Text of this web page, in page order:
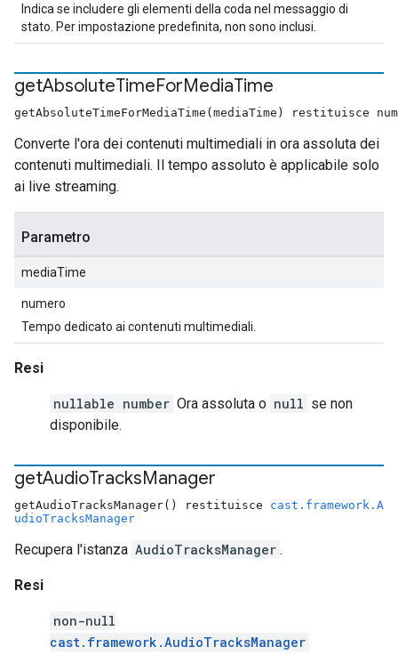
Indica se includere gli elementi della coda nel messaggio di
stato. Per impostazione predefinita, non sono inclusi.
getAbsoluteTimeForMediaTime
getAbsoluteTimeForMediaTime(mediaTime) restituisce
Converte l'ora dei contenuti multimediali in ora assoluta dei
contenuti multimediali. Il tempo assoluto è applicabile solo
ai live streaming.
Parametro
mediaTime
numero
Tempo dedicato ai contenuti multimediali.
Resi
nullable number Ora assoluta o null se non
disponibile.
getAudioTracksManager
getAudioTracksManager() restituisce cast.framework.A
udioTracksManager
Recupera l'istanza AudioTracksManager .
Resi
non-null
cast.framework.AudioTracksManager